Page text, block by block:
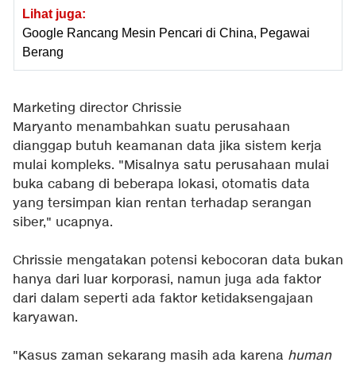
Lihat juga:
Google Rancang Mesin Pencari di China, Pegawai
Berang
Marketing director Chrissie
Maryanto menambahkan suatu perusahaan
dianggap butuh keamanan data jika sistem kerja
mulai kompleks. "Misalnya satu perusahaan mulai
buka cabang di beberapa lokasi, otomatis data
yang tersimpan kian rentan terhadap serangan
siber," ucapnya.
Chrissie mengatakan potensi kebocoran data bukan
hanya dari luar korporasi, namun juga ada faktor
dari dalam seperti ada faktor ketidaksengajaan
karyawan.
"Kasus zaman sekarang masih ada karena human